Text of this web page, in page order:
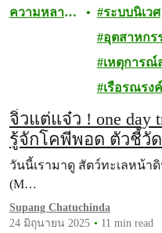
ความหลาก
ระบบนิเวศ
อุตสาหกร
เหตุการณ์
เรือรณรง
จิ๋วแต่แจ๋ว ! one day
รู้จักโคพีพอด ตัวชี้วั
ระบบนิเวศ
วันนี้เรามาดู สัตว์ทะเลหน้า
(M…
Supang Chatuchinda
24 มิถุนายน 2025
11 min read